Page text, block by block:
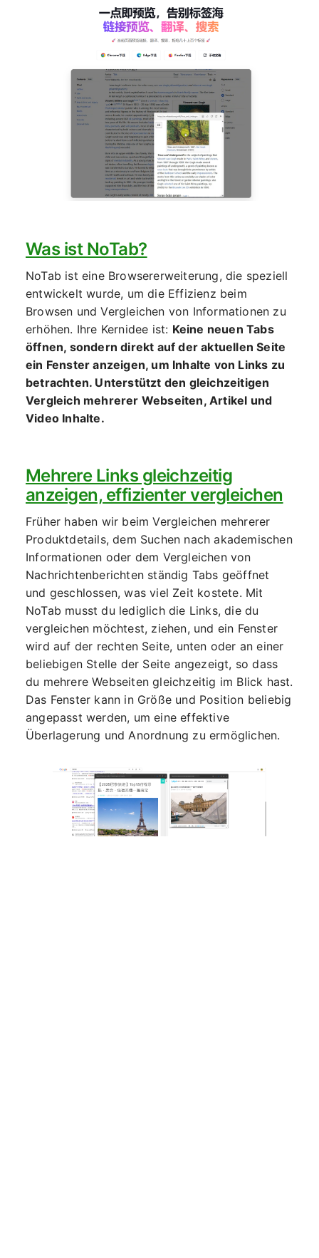
Was ist NoTab?
NoTab ist eine Browsererweiterung, die speziell
entwickelt wurde, um die Effizienz beim
Browsen und Vergleichen von Informationen zu
erhöhen. Ihre Kernidee ist: Keine neuen Tabs
öffnen, sondern direkt auf der aktuellen Seite
ein Fenster anzeigen, um Inhalte von Links zu
betrachten. Unterstützt den gleichzeitigen
Vergleich mehrerer Webseiten, Artikel und
Video Inhalte.
Mehrere Links gleichzeitig
anzeigen, effizienter vergleichen
Früher haben wir beim Vergleichen mehrerer
Produktdetails, dem Suchen nach akademischen
Informationen oder dem Vergleichen von
Nachrichtenberichten ständig Tabs geöffnet
und geschlossen, was viel Zeit kostete. Mit
NoTab musst du lediglich die Links, die du
vergleichen möchtest, ziehen, und ein Fenster
wird auf der rechten Seite, unten oder an einer
beliebigen Stelle der Seite angezeigt, so dass
du mehrere Webseiten gleichzeitig im Blick hast.
Das Fenster kann in Größe und Position beliebig
angepasst werden, um eine effektive
Überlagerung und Anordnung zu ermöglichen.